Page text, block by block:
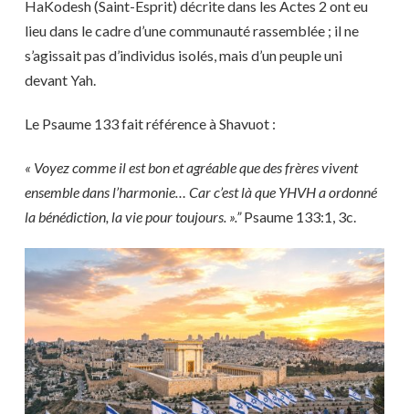
HaKodesh (Saint-Esprit) décrite dans les Actes 2 ont eu
lieu dans le cadre d’une communauté rassemblée ; il ne
s’agissait pas d’individus isolés, mais d’un peuple uni
devant Yah.
Le Psaume 133 fait référence à Shavuot :
« Voyez comme il est bon et agréable que des frères vivent
ensemble dans l’harmonie… Car c’est là que YHVH a ordonné
la bénédiction, la vie pour toujours. ».”Psaume 133:1, 3c.